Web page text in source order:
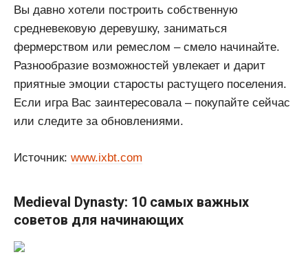
Вы давно хотели построить собственную
средневековую деревушку, заниматься
фермерством или ремеслом – смело начинайте.
Разнообразие возможностей увлекает и дарит
приятные эмоции старосты растущего поселения.
Если игра Вас заинтересовала – покупайте сейчас
или следите за обновлениями.
Источник: www.ixbt.com
Medieval Dynasty: 10 самых важных
советов для начинающих